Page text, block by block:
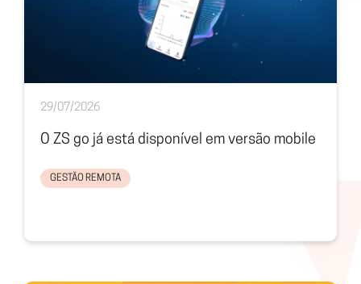
29/07/2026
O ZS go já está disponível em versão mobile
GESTÃO REMOTA